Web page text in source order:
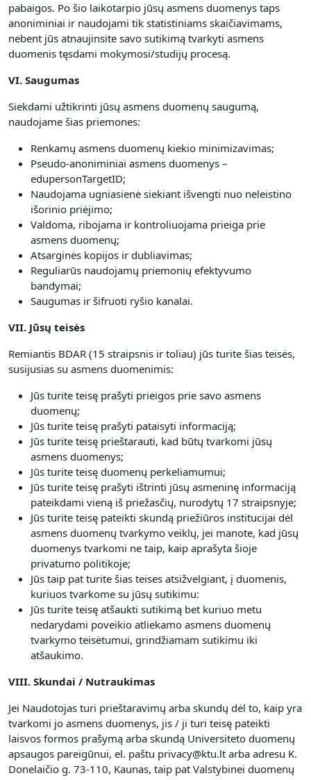
pabaigos. Po šio laikotarpio jūsų asmens duomenys taps
anoniminiai ir naudojami tik statistiniams skaičiavimams,
nebent jūs atnaujinsite savo sutikimą tvarkyti asmens
duomenis tęsdami mokymosi/studijų procesą.
VI. Saugumas
Siekdami užtikrinti jūsų asmens duomenų saugumą,
naudojame šias priemones:
Renkamų asmens duomenų kiekio minimizavimas;
Pseudo-anoniminiai asmens duomenys –
edupersonTargetID;
Naudojama ugniasienė siekiant išvengti nuo neleistino
išorinio priėjimo;
Valdoma, ribojama ir kontroliuojama prieiga prie
asmens duomenų;
Atsarginės kopijos ir dubliavimas;
Reguliarūs naudojamų priemonių efektyvumo
bandymai;
Saugumas ir šifruoti ryšio kanalai.
VII. Jūsų teisės
Remiantis BDAR (15 straipsnis ir toliau) jūs turite šias teisės,
susijusias su asmens duomenimis:
Jūs turite teisę prašyti prieigos prie savo asmens
duomenų;
Jūs turite teisę prašyti pataisyti informaciją;
Jūs turite teisę prieštarauti, kad būtų tvarkomi jūsų
asmens duomenys;
Jūs turite teisę duomenų perkeliamumui;
Jūs turite teisę prašyti ištrinti jūsų asmeninę informaciją
pateikdami vieną iš priežasčių, nurodytų 17 straipsnyje;
Jūs turite teisę pateikti skundą priežiūros institucijai dėl
asmens duomenų tvarkymo veiklų, jei manote, kad jūsų
duomenys tvarkomi ne taip, kaip aprašyta šioje
privatumo politikoje;
Jūs taip pat turite šias teises atsižvelgiant, į duomenis,
kuriuos tvarkome su jūsų sutikimu:
Jūs turite teisę atšaukti sutikimą bet kuriuo metu
nedarydami poveikio atliekamo asmens duomenų
tvarkymo teisėtumui, grindžiamam sutikimu iki
atšaukimo.
VIII. Skundai / Nutraukimas
Jei Naudotojas turi prieštaravimų arba skundų dėl to, kaip yra
tvarkomi jo asmens duomenys, jis / ji turi teisę pateikti
laisvos formos prašymą arba skundą Universiteto duomenų
apsaugos pareigūnui, el. paštu privacy@ktu.lt arba adresu K.
Donelaičio g. 73-110, Kaunas, taip pat Valstybinei duomenų